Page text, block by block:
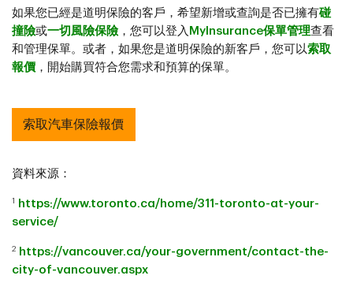
如果您已經是道明保險的客戶，希望新增或查詢是否已擁有碰
撞險或一切風險保險，您可以登入 MyInsurance保單管理查看
和管理保單。或者，如果您是道明保險的新客戶，您可以索取
報價 ，開始購買符合您需求和預算的保單。
索取汽車保險報價
資料來源：
1
https://www.toronto.ca/home/311-toronto-at-your-
service/
2 https://vancouver.ca/your-government/contact-the-
city-of-vancouver.aspx